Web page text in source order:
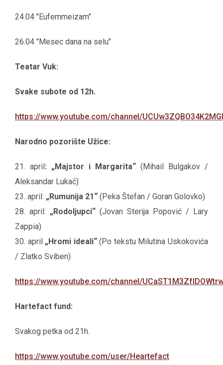
24.04 "Eufemmeizam"
26.04 "Mesec dana na selu"
Teatar Vuk:
Svake subote od 12h.
https://www.youtube.com/channel/
Narodno pozorište Užice:
21. april : „Majstor i Margarita“ (Mihail Bulgakov /
Aleksandar Lukač)
23. april: „Rumunija 21“ (Peka Štefan / Goran Golovko)
28. april: „Rodoljupci“ (Jovan Sterija Popović / Lary
Zappia)
30. april „Hromi ideali“(Po tekstu Milutina Uskokovića
/ Zlatko Sviben)
https://www.youtube.com/channel/
Hartefact fund:
Svakog petka od 21h.
https://www.youtube.com/user/Heartefact